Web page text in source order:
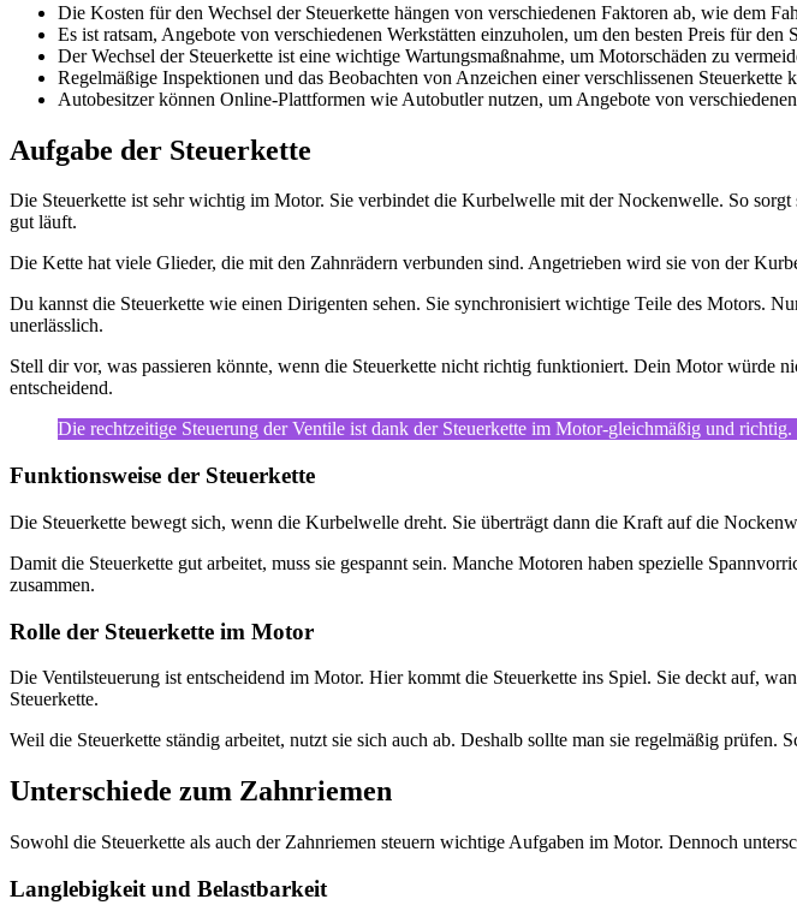
Die Kosten für den Wechsel der Steuerkette hängen von verschiedenen Faktoren ab, wie dem
Es ist ratsam, Angebote von verschiedenen Werkstätten einzuholen, um den besten Preis für den
Der Wechsel der Steuerkette ist eine wichtige Wartungsmaßnahme, um Motorschäden zu
Regelmäßige Inspektionen und das Beobachten von Anzeichen einer verschlissenen
Autobesitzer können Online-Plattformen wie Autobutler nutzen, um Angebote von
Aufgabe der Steuerkette
Die Steuerkette ist sehr wichtig im Motor. Sie verbindet die Kurbelwelle mit der Nockenwelle. So
gut läuft.
Die Kette hat viele Glieder, die mit den Zahnrädern verbunden sind. Angetrieben wird sie von der
Du kannst die Steuerkette wie einen Dirigenten sehen. Sie synchronisiert wichtige Teile des Motors.
unerlässlich.
Stell dir vor, was passieren könnte, wenn die Steuerkette nicht richtig funktioniert. Dein Motor würde
entscheidend.
Die rechtzeitige Steuerung der Ventile ist dank der Steuerkette im Motor-gleichmäßig und
Funktionsweise der Steuerkette
Die Steuerkette bewegt sich, wenn die Kurbelwelle dreht. Sie überträgt dann die Kraft auf die
Damit die Steuerkette gut arbeitet, muss sie gespannt sein. Manche Motoren haben spezielle
zusammen.
Rolle der Steuerkette im Motor
Die Ventilsteuerung ist entscheidend im Motor. Hier kommt die Steuerkette ins Spiel. Sie deckt auf,
Steuerkette.
Weil die Steuerkette ständig arbeitet, nutzt sie sich auch ab. Deshalb sollte man sie regelmäßig
Unterschiede zum Zahnriemen
Sowohl die Steuerkette als auch der Zahnriemen steuern wichtige Aufgaben im Motor. Dennoch
Langlebigkeit und Belastbarkeit